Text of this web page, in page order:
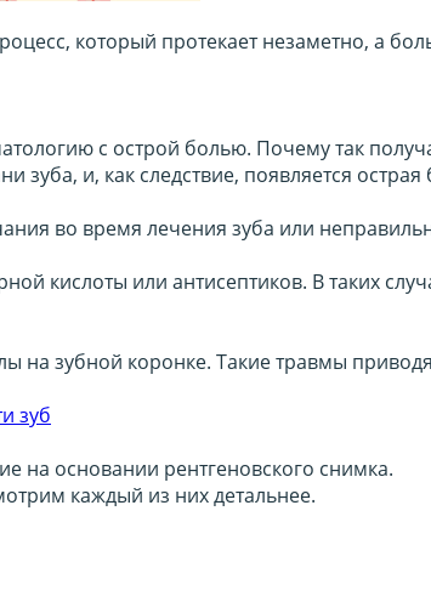
который протекает незаметно, а
с острой болью. Почему так
зуба, и, как следствие, появляется острая
во время лечения зуба или
кислоты или антисептиков. В таких
на зубной коронке. Такие травмы
зуб
на основании рентгеновского снимка.
каждый из них детальнее.